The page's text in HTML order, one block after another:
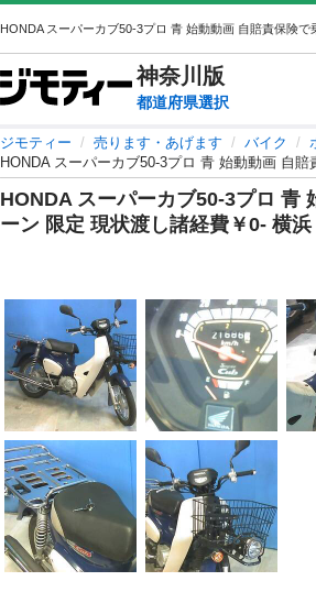
神奈川 版
都道府県選択
ジモティー 売ります・あげます バイク
HONDA スーパーカブ50-3プロ 青 始動動画 自
HONDA スーパーカブ50-3プロ 青
ーン 限定 現状渡し諸経費￥0- 横浜